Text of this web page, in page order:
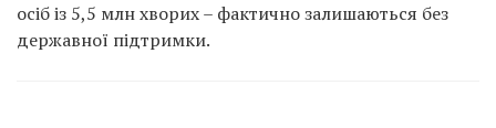
осіб із 5,5 млн хворих – фактично залишаються без
державної підтримки.